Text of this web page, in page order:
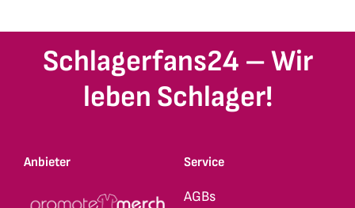
Schlagerfans24 – Wir
leben Schlager!
Anbieter Service
AGBs